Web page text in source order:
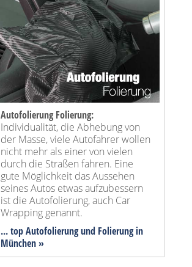
Autofolierung Folierung:
Individualität, die Abhebung von
der Masse, viele Autofahrer wollen
nicht mehr als einer von vielen
durch die Straßen fahren. Eine
gute Möglichkeit das Aussehen
seines Autos etwas aufzubessern
ist die Autofolierung, auch Car
Wrapping genannt.
... top Autofolierung und Folierung in
München »